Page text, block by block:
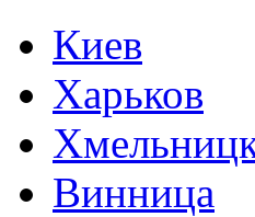
Киев
Харьков
Винница